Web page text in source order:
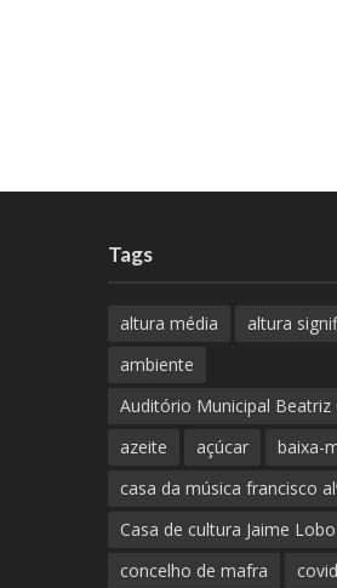
Tags
altura média
altura
ambiente
Auditório Municipal Beatriz
azeite
açúcar
baixa-
casa da música francisco
Casa de cultura Jaime
concelho de mafra